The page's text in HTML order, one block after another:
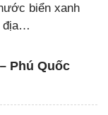
biển xanh
địa…
Phú Quốc